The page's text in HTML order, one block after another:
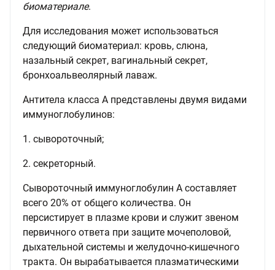
биоматериале.
Для исследования может использоваться
следующий биоматериал: кровь, слюна,
назальный секрет, вагинальный секрет,
бронхоальвеолярный лаваж.
Антитела класса А представлены двумя видами
иммуноглобулинов:
1. сывороточный;
2. секреторный.
Сывороточный иммуноглобулин А составляет
всего 20% от общего количества. Он
персистирует в плазме крови и служит звеном
первичного ответа при защите мочеполовой,
дыхательной системы и желудочно-кишечного
тракта. Он вырабатывается плазматическими